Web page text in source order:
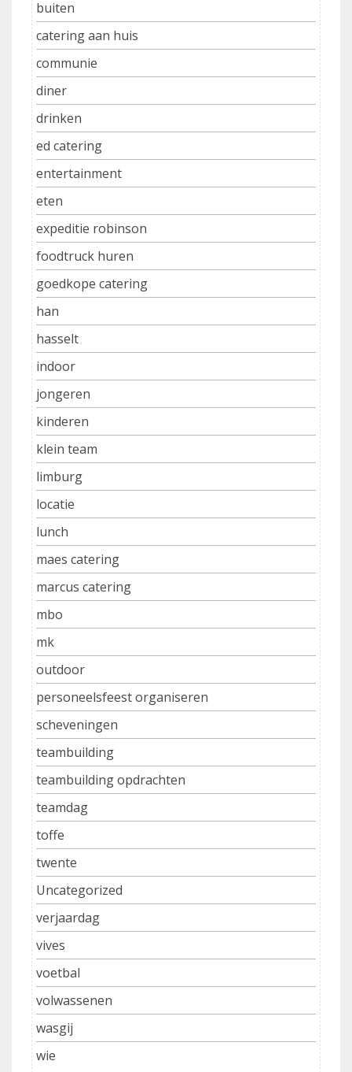
buiten
catering aan huis
communie
diner
drinken
ed catering
entertainment
eten
expeditie robinson
foodtruck huren
goedkope catering
han
hasselt
indoor
jongeren
kinderen
klein team
limburg
locatie
lunch
maes catering
marcus catering
mbo
mk
outdoor
personeelsfeest organiseren
scheveningen
teambuilding
teambuilding opdrachten
teamdag
toffe
twente
Uncategorized
verjaardag
vives
voetbal
volwassenen
wasgij
wie